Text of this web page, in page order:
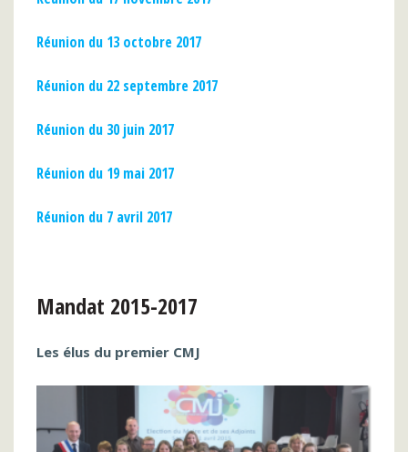
Réunion du 13 octobre 2017
Réunion du 22 septembre 2017
Réunion du 30 juin 2017
Réunion du 19 mai 2017
Réunion du 7 avril 2017
Mandat 2015-2017
Les élus du premier CMJ